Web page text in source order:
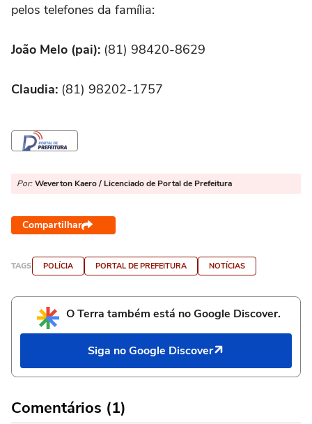
pelos telefones da família:
João Melo (pai): (81) 98420-8629
Claudia: (81) 98202-1757
Por: Weverton Kaero / Licenciado de Portal de Prefeitura
Compartilhar
TAGS POLÍCIA PORTAL DE PREFEITURA NOTÍCIAS
O Terra também está no Google Discover.
Siga no Google Discover
Comentários (1)